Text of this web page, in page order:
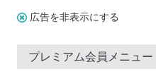
広告を非表示にする
プレミアム会員メニュー